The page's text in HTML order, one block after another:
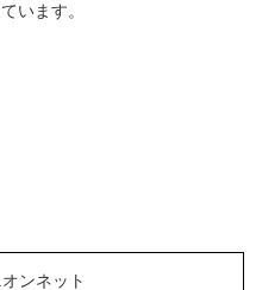
います。
ンネット